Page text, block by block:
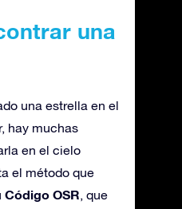
una
una estrella en el
hay muchas
en el cielo
el método que
Código OSR, que